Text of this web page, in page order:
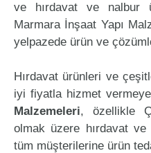
ve hırdavat ve nalbur
Marmara İnşaat Yapı
yelpazede ürün ve
Hırdavat ürünleri ve
iyi fiyatla hizmet
Malzemeleri, özellikle
olmak üzere hırdavat
tüm müşterilerine ürün